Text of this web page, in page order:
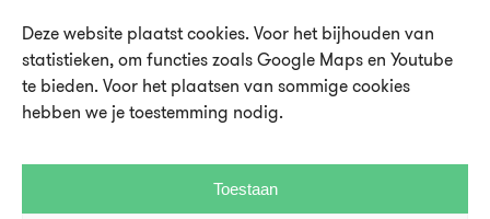
Deze website plaatst cookies. Voor het bijhouden van
statistieken, om functies zoals Google Maps en Youtube
te bieden. Voor het plaatsen van sommige cookies
hebben we je toestemming nodig.
Toestaan